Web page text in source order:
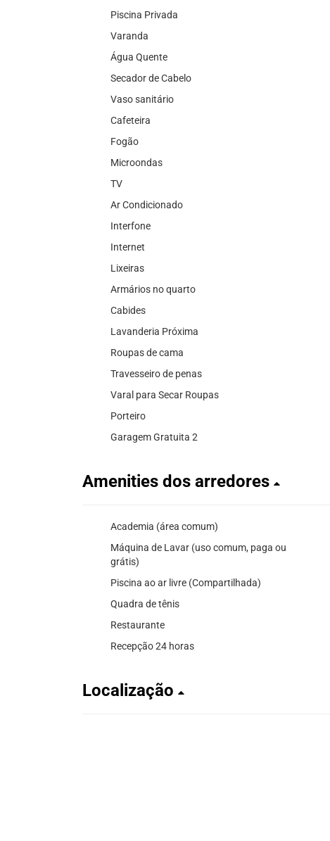
Piscina Privada
Varanda
Água Quente
Secador de Cabelo
Vaso sanitário
Cafeteira
Fogão
Microondas
TV
Ar Condicionado
Interfone
Internet
Lixeiras
Armários no quarto
Cabides
Lavanderia Próxima
Roupas de cama
Travesseiro de penas
Varal para Secar Roupas
Porteiro
Garagem Gratuita 2
Amenities dos arredores
Academia (área comum)
Máquina de Lavar (uso comum, paga ou
grátis)
Piscina ao ar livre (Compartilhada)
Quadra de tênis
Restaurante
Recepção 24 horas
Localização